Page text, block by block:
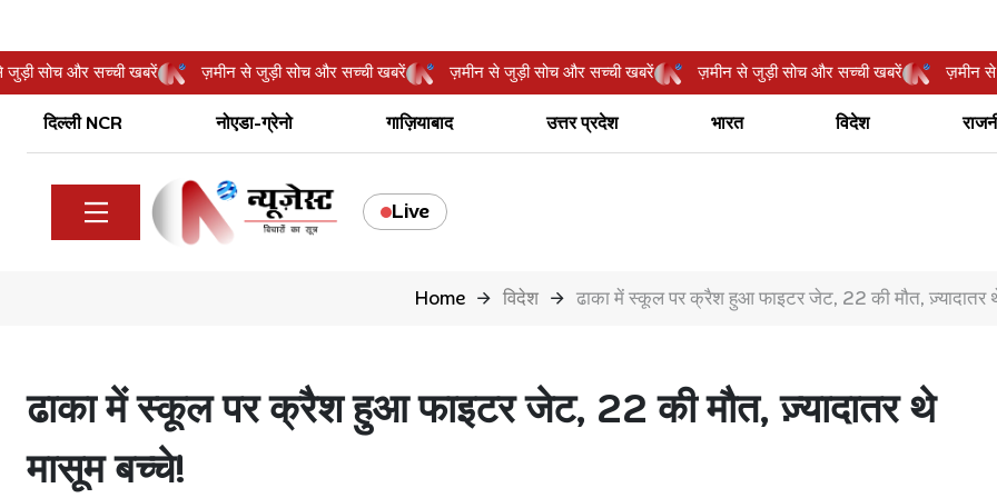
से जुड़ी सोच और सच्ची खबरें ज़मीन से जुड़ी सोच और सच्ची खबरें ज़मीन से जुड़ी सोच और सच्ची खबरें ज़मीन से जुड़ी सोच और सच्ची खबरें
दिल्ली NCR नोएडा-ग्रेनो गाज़ियाबाद उत्तर प्रदेश भारत विदेश
Live
Home विदेश ढाका में स्कूल पर क्रैश हुआ फाइटर जेट, 22 की मौत, ज़्यादातर
ढाका में स्कूल पर क्रैश हुआ फाइटर जेट, 22 की मौत, ज़्यादातर थे
मासूम बच्चे!